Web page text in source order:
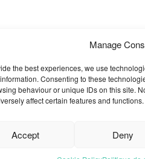
Manage
the best experiences, we use
Consenting to these
behaviour or unique IDs on this site.
affect certain features and functions.
Accept Deny